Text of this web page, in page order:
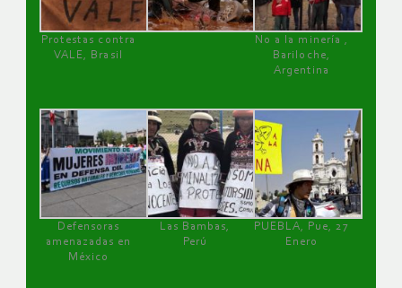
Protestas contra
VALE, Brasil
No a la minería ,
Bariloche,
Argentina
Defensoras
amenazadas en
México
Las Bambas,
Perú
PUEBLA, Pue, 27
Enero